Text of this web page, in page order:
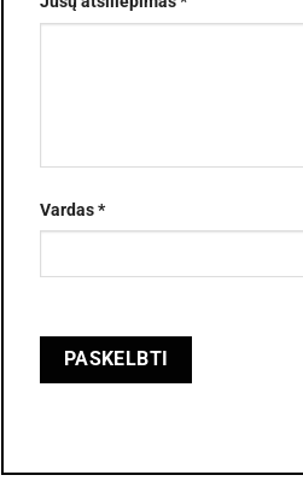
Vardas*